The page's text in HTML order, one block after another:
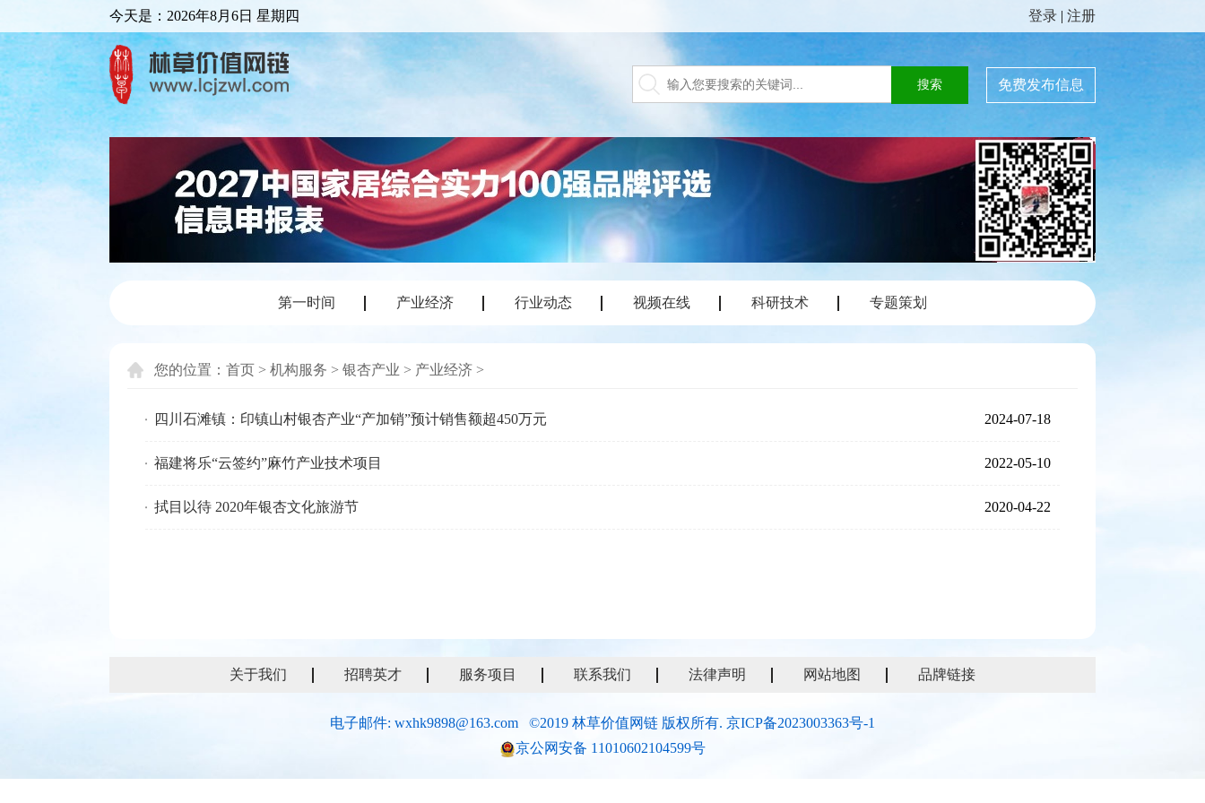
今天是： 2026年8月6日 星期四 登录 | 注册
免费发布信息
第一时间 产业经济 行业动态 视频在线 科研技术 专题策划
您的位置： 首页 > 机构服务 > 银杏产业 > 产业经济 >
四川石滩镇：印镇山村银杏产业“产加销”预计销售额超450万元 2024-07-18
福建将乐“云签约”麻竹产业技术项目 2022-05-10
拭目以待 2020年银杏文化旅游节 2020-04-22
关于我们 招聘英才 服务项目 联系我们 法律声明 网站地图 品牌链接
电子邮件: wxhk9898@163.com ©2019 林草价值网链 版权所有. 京ICP备2023003363号-1
京公网安备 11010602104599号